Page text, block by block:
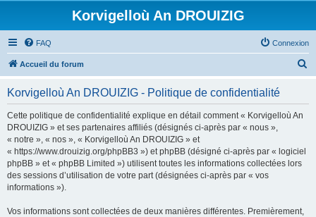
Korvigelloù An DROUIZIG
FAQ Connexion
Accueil du forum
Korvigelloù An DROUIZIG - Politique de confidentialité
Cette politique de confidentialité explique en détail comment « Korvigelloù An
DROUIZIG » et ses partenaires affiliés (désignés ci-après par « nous »,
« notre », « nos », « Korvigelloù An DROUIZIG » et
« https://www.drouizig.org/phpBB3 ») et phpBB (désigné ci-après par « logiciel
phpBB » et « phpBB Limited ») utilisent toutes les informations collectées lors
des sessions d’utilisation de votre part (désignées ci-après par « vos
informations »).
Vos informations sont collectées de deux manières différentes. Premièrement,